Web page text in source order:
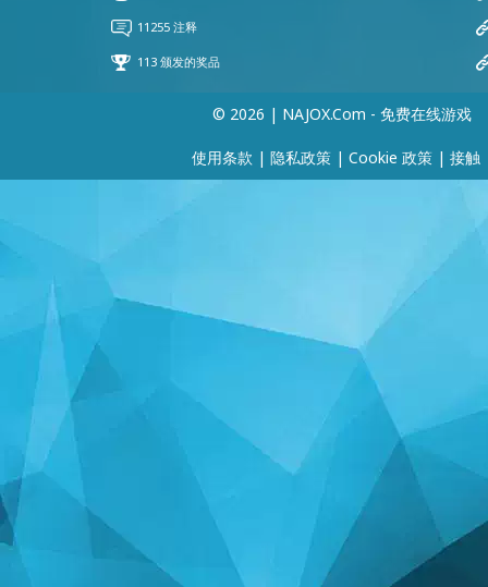
© 2026 | NAJOX.com - 免费在线游戏
使用条款 | 隐私政策 | Cookie 政策 | 接触